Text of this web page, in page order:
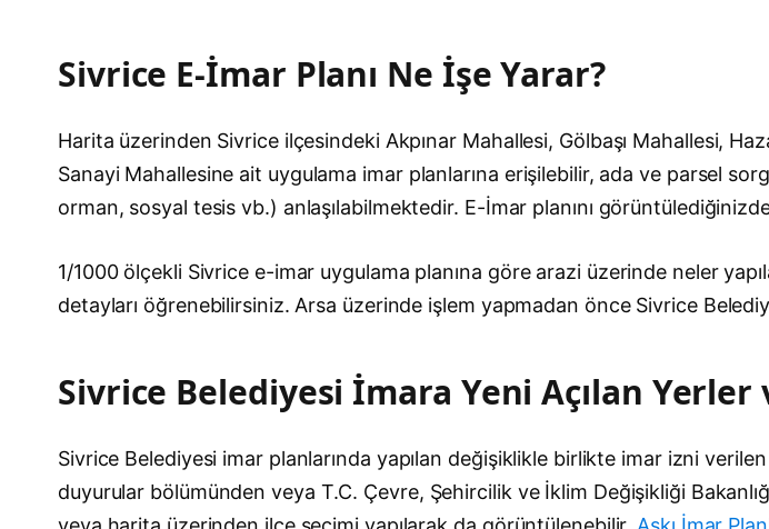
Sivrice E-İmar Planı Ne İşe Yarar?
Harita üzerinden Sivrice ilçesindeki Akpınar Mahallesi, Gölbaşı Mahallesi,
Sanayi Mahallesine ait uygulama imar planlarına erişilebilir, ada ve parsel
orman, sosyal tesis vb.) anlaşılabilmektedir. E-İmar planını
1/1000 ölçekli Sivrice e-imar uygulama planına göre arazi üzerinde neler
detayları öğrenebilirsiniz. Arsa üzerinde işlem yapmadan önce Sivrice
Sivrice Belediyesi İmara Yeni Açılan Yerler
Sivrice Belediyesi imar planlarında yapılan değişiklikle birlikte imar izni
duyurular bölümünden veya T.C. Çevre, Şehircilik ve İklim Değişikliği